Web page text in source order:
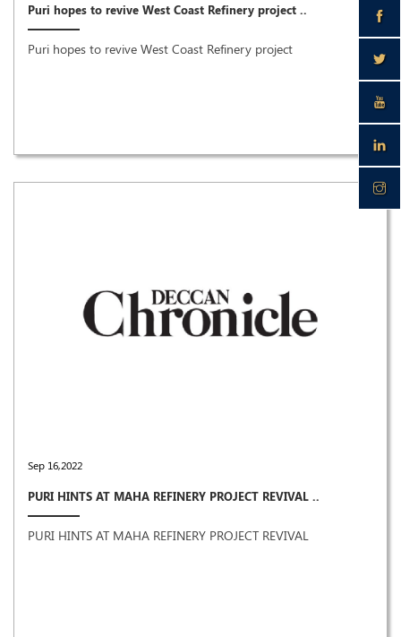
Puri hopes to revive West Coast Refinery project ..
Puri hopes to revive West Coast Refinery project
Sep 16,2022
PURI HINTS AT MAHA REFINERY PROJECT REVIVAL ..
PURI HINTS AT MAHA REFINERY PROJECT REVIVAL